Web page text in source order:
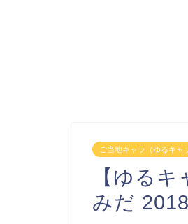
ご当地キャラ（ゆるキャ
【ゆる
みだ